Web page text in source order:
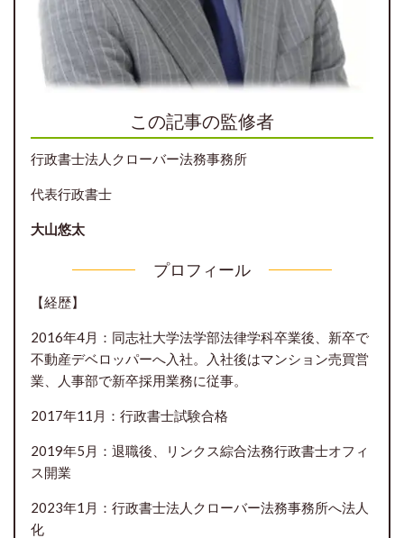
この記事の監修者
行政書士法人クローバー法務事務所
代表行政書士
大山悠太
プロフィール
【経歴】
2016年4月：同志社大学法学部法律学科卒業後、新卒で
不動産デベロッパーへ入社。入社後はマンション売買営
業、人事部で新卒採用業務に従事。
2017年11月：行政書士試験合格
2019年5月：退職後、リンクス綜合法務行政書士オフィ
ス開業
2023年1月：行政書士法人クローバー法務事務所へ法人
化